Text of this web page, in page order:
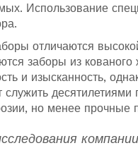
Использование
отличаются
заборы из
и изысканность,
служить
но менее прочные